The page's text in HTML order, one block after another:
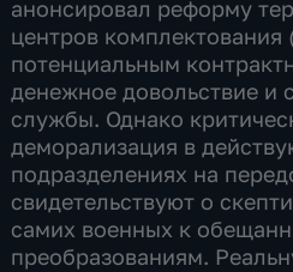
анонсировал реформу
центров
потенциальным
денежное довольствие и
службы. Однако
деморализация в
подразделениях на
свидетельствуют о
самих военных к
преобразованиям.